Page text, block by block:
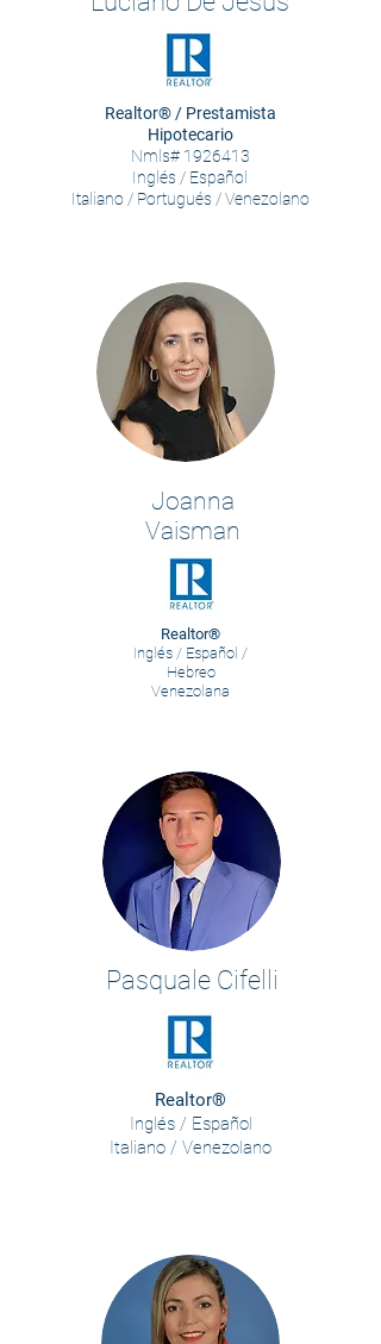
Realtor® / Prestamista
Hipotecario
Nmls# 1926413
Inglés / Español
Italiano / Portugués / Venezolano
Joanna
Vaisman
Realtor®
Inglés / Español /
Hebreo
Venezolana
Pasquale Cifelli
Realtor®
Inglés / Español
Italiano / Venezolano